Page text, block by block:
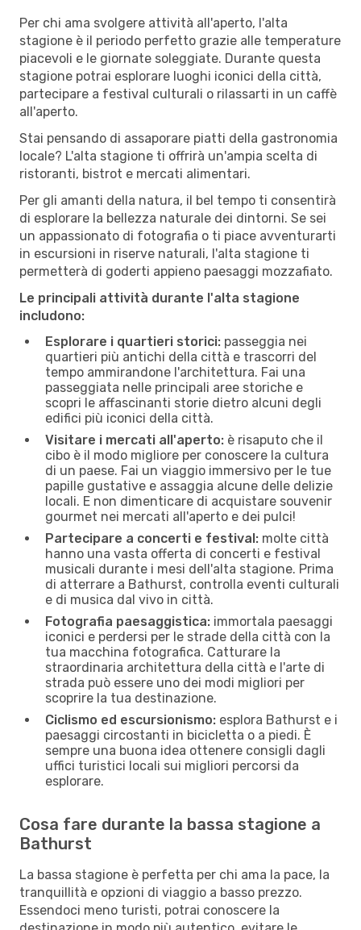
Per chi ama svolgere attività all'aperto, l'alta
stagione è il periodo perfetto grazie alle temperature
piacevoli e le giornate soleggiate. Durante questa
stagione potrai esplorare luoghi iconici della città,
partecipare a festival culturali o rilassarti in un caffè
all'aperto.
Stai pensando di assaporare piatti della gastronomia
locale? L'alta stagione ti offrirà un'ampia scelta di
ristoranti, bistrot e mercati alimentari.
Per gli amanti della natura, il bel tempo ti consentirà
di esplorare la bellezza naturale dei dintorni. Se sei
un appassionato di fotografia o ti piace avventurarti
in escursioni in riserve naturali, l'alta stagione ti
permetterà di goderti appieno paesaggi mozzafiato.
Le principali attività durante l'alta stagione
includono:
Esplorare i quartieri storici: passeggia nei
quartieri più antichi della città e trascorri del
tempo ammirandone l'architettura. Fai una
passeggiata nelle principali aree storiche e
scopri le affascinanti storie dietro alcuni degli
edifici più iconici della città.
Visitare i mercati all'aperto: è risaputo che il
cibo è il modo migliore per conoscere la cultura
di un paese. Fai un viaggio immersivo per le tue
papille gustative e assaggia alcune delle delizie
locali. E non dimenticare di acquistare souvenir
gourmet nei mercati all'aperto e dei pulci!
Partecipare a concerti e festival: molte città
hanno una vasta offerta di concerti e festival
musicali durante i mesi dell'alta stagione. Prima
di atterrare a Bathurst, controlla eventi culturali
e di musica dal vivo in città.
Fotografia paesaggistica: immortala paesaggi
iconici e perdersi per le strade della città con la
tua macchina fotografica. Catturare la
straordinaria architettura della città e l'arte di
strada può essere uno dei modi migliori per
scoprire la tua destinazione.
Ciclismo ed escursionismo: esplora Bathurst e i
paesaggi circostanti in bicicletta o a piedi. È
sempre una buona idea ottenere consigli dagli
uffici turistici locali sui migliori percorsi da
esplorare.
Cosa fare durante la bassa stagione a
Bathurst
La bassa stagione è perfetta per chi ama la pace, la
tranquillità e opzioni di viaggio a basso prezzo.
Essendoci meno turisti, potrai conoscere la